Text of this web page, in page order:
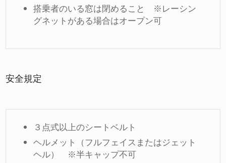
搭乗者のいる窓は閉めること ※レーシン
グネットがある場合はオープン可
安全規定
３点式以上のシートベルト
ヘルメット（フルフェイスまたはジェット
ヘル） ※半キャップ不可